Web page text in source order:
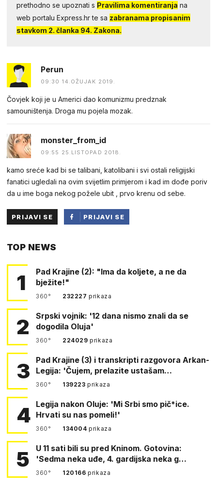
prethodno se upoznati s Pravilima komentiranja na
web portalu Express.hr te sa zabranama propisanim
stavkom 2. članka 94. Zakona.
Perun
09:30 14.OŽUJAK 2019.
Čovjek koji je u Americi dao komunizmu predznak
samouništenja. Droga mu pojela mozak.
monster_from_id
09:55 25.LISTOPAD 2018.
kamo sreće kad bi se talibani, katolibani i svi ostali religijski
fanatici ugledali na ovim svijetlim primjerom i kad im dođe poriv
da u ime boga nekog požele ubit , prvo krenu od sebe.
PRIJAVI SE
PRIJAVI SE
TOP NEWS
1
Pad Krajine (2): "Ima da koljete, a ne da
bježite!"
360° 232227prikaza
2
Srpski vojnik: '12 dana nismo znali da se
dogodila Oluja'
360° 224029prikaza
3
Pad Krajine (3) i transkripti razgovora Arkan-
Legija: 'Čujem, prelazite ustašam…
360° 139223prikaza
4 Legija nakon Oluje: 'Mi Srbi smo pič*ice.
Hrvati su nas pomeli!'
360° 134004prikaza
5
U 11 sati bili su pred Kninom. Gotovina:
'Sedma neka uđe, 4. gardijska neka g…
360° 120166prikaza